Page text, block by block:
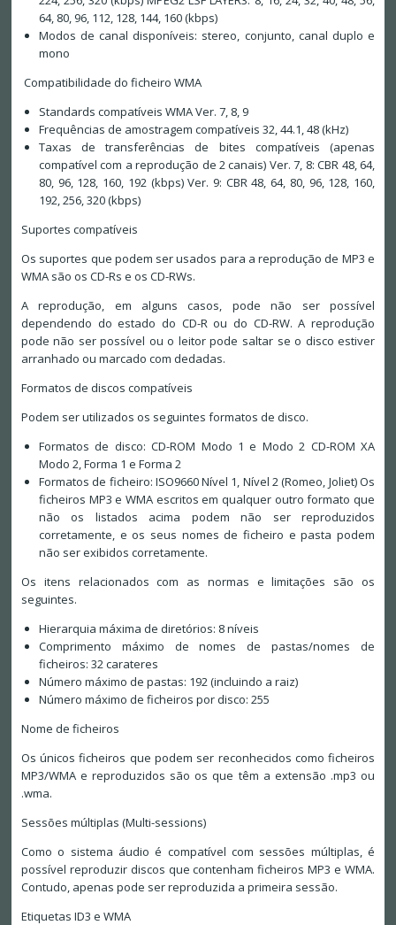
64, 80, 96, 112, 128, 144, 160 (kbps)
Modos de canal disponíveis: stereo, conjunto, canal duplo e
mono
Compatibilidade do ficheiro WMA
Standards compatíveis WMA Ver. 7, 8, 9
Frequências de amostragem compatíveis 32, 44.1, 48 (kHz)
Taxas de transferências de bites compatíveis (apenas
compatível com a reprodução de 2 canais) Ver. 7, 8: CBR 48, 64,
80, 96, 128, 160, 192 (kbps) Ver. 9: CBR 48, 64, 80, 96, 128, 160,
192, 256, 320 (kbps)
Suportes compatíveis
Os suportes que podem ser usados para a reprodução de MP3 e
WMA são os CD-Rs e os CD-RWs.
A reprodução, em alguns casos, pode não ser possível
dependendo do estado do CD-R ou do CD-RW. A reprodução
pode não ser possível ou o leitor pode saltar se o disco estiver
arranhado ou marcado com dedadas.
Formatos de discos compatíveis
Podem ser utilizados os seguintes formatos de disco.
Formatos de disco: CD-ROM Modo 1 e Modo 2 CD-ROM XA
Modo 2, Forma 1 e Forma 2
Formatos de ficheiro: ISO9660 Nível 1, Nível 2 (Romeo, Joliet) Os
ficheiros MP3 e WMA escritos em qualquer outro formato que
não os listados acima podem não ser reproduzidos
corretamente, e os seus nomes de ficheiro e pasta podem
não ser exibidos corretamente.
Os itens relacionados com as normas e limitações são os
seguintes.
Hierarquia máxima de diretórios: 8 níveis
Comprimento máximo de nomes de pastas/nomes de
ficheiros: 32 carateres
Número máximo de pastas: 192 (incluindo a raiz)
Número máximo de ficheiros por disco: 255
Nome de ficheiros
Os únicos ficheiros que podem ser reconhecidos como ficheiros
MP3/WMA e reproduzidos são os que têm a extensão .mp3 ou
.wma.
Sessões múltiplas (Multi-sessions)
Como o sistema áudio é compatível com sessões múltiplas, é
possível reproduzir discos que contenham ficheiros MP3 e WMA.
Contudo, apenas pode ser reproduzida a primeira sessão.
Etiquetas ID3 e WMA